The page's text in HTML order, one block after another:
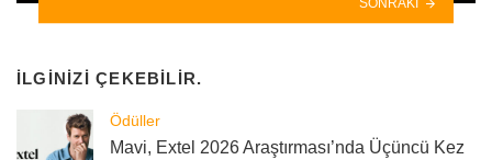
İLGINIZI ÇEKEBILIR.
Ödüller
Mavi, Extel 2026 Araştırması’nda Üçüncü Kez